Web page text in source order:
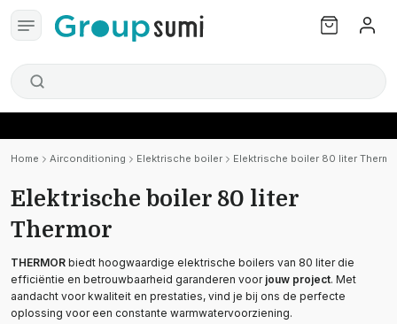
Home Airconditioning Elektrische boiler Elektrische boiler 80 liter
Elektrische boiler 80 liter
Thermor
THERMOR biedt hoogwaardige elektrische boilers van 80 liter die
efficiëntie en betrouwbaarheid garanderen voor jouw project. Met
aandacht voor kwaliteit en prestaties, vind je bij ons de perfecte
oplossing voor een constante warmwatervoorziening.